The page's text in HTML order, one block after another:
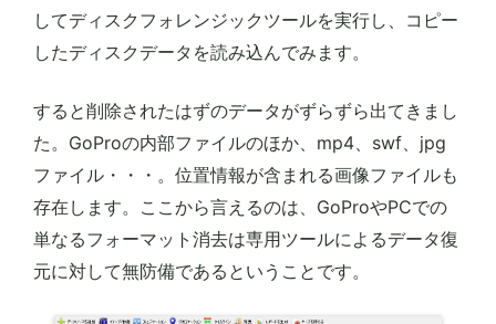
してディスクフォレンジックツールを実行し、コピー
したディスクデータを読み込んでみます。
すると削除されたはずのデータがずらずら出てきまし
た。GoProの内部ファイルのほか、mp4、swf、jpg
ファイル・・・。位置情報が含まれる画像ファイルも
存在します。ここから言えるのは、GoProやPCでの
単なるフォーマット消去は専用ツールによるデータ復
元に対して無防備であるということです。